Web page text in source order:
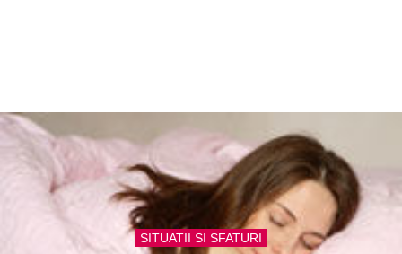
SITUATII SI SFATURI